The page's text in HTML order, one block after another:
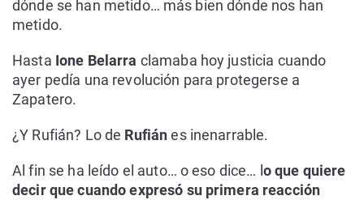
dónde se han metido… más bien dónde nos han
metido.
Hasta Ione Belarra clamaba hoy justicia cuando
ayer pedía una revolución para protegerse a
Zapatero.
¿Y Rufián? Lo de Rufiánes inenarrable.
Al fin se ha leído el auto… o eso dice… l o que quiere
decir que cuando expresó su primera reacción